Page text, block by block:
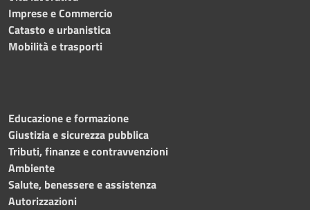
Imprese e Commercio
Catasto e urbanistica
Mobilità e trasporti
Educazione e formazione
Giustizia e sicurezza pubblica
Tributi, finanze e contravvenzioni
Ambiente
Salute, benessere e assistenza
Autorizzazioni